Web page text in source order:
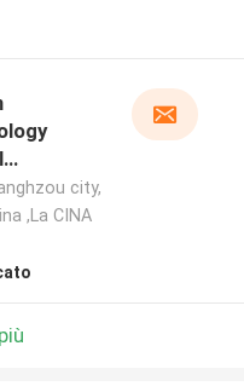
city,
,La CINA